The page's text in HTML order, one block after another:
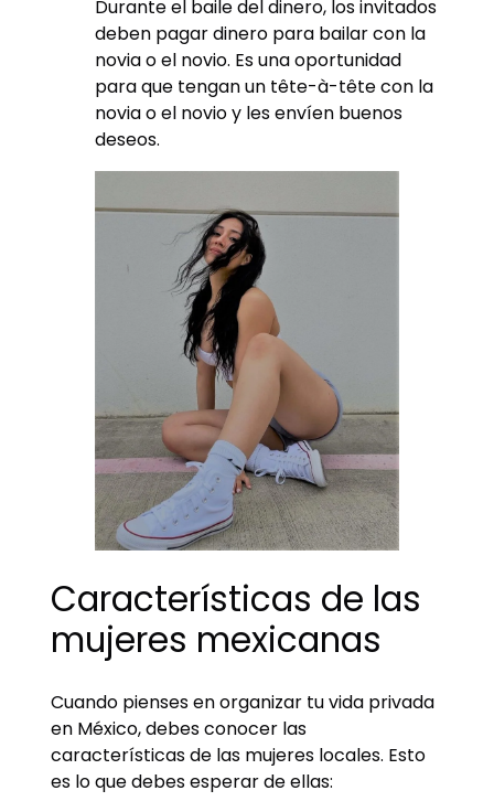
Durante el baile del dinero, los invitados
deben pagar dinero para bailar con la
novia o el novio. Es una oportunidad
para que tengan un tête-à-tête con la
novia o el novio y les envíen buenos
deseos.
Características de las
mujeres mexicanas
Cuando pienses en organizar tu vida privada
en México, debes conocer las
características de las mujeres locales. Esto
es lo que debes esperar de ellas: